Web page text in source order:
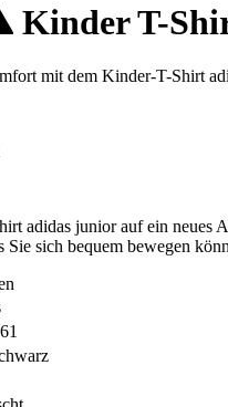
Kinder T-
mit dem Kinder-T-Shirt
adidas junior auf ein neues
Sie sich bequem bewegen